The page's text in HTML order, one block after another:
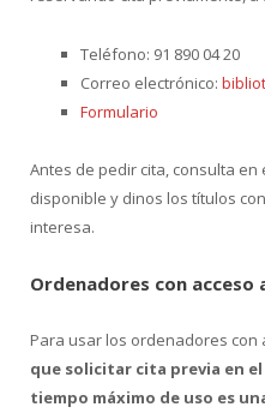
Teléfono: 91 890 04 20
Correo electrónico:
Formulario
Antes de pedir cita, consulta en
disponible y dinos los títulos
interesa.
Ordenadores con acceso
Para usar los ordenadores con
que solicitar cita previa en el
tiempo máximo de uso es